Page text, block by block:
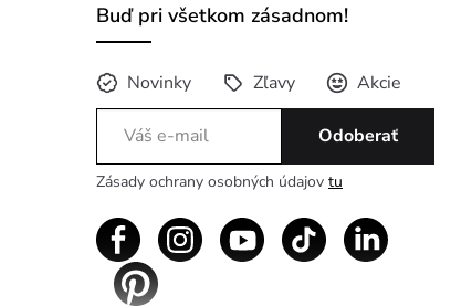
Buď pri všetkom zásadnom!
Novinky Zľavy Akcie
Odoberať
Zásady ochrany osobných údajov tu